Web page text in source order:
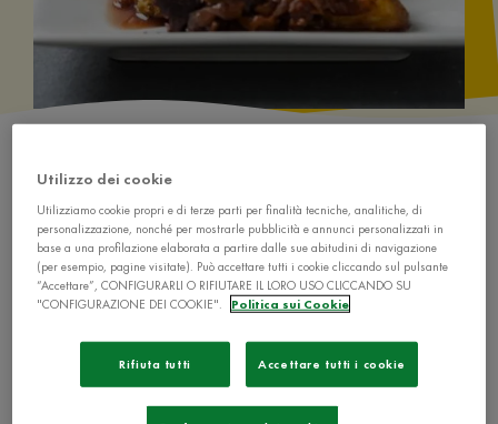
Ingredienti
1 gambo di sedano
Utilizzo dei cookie
Utilizziamo cookie propri e di terze parti per finalità tecniche, analitiche, di
personalizzazione, nonché per mostrarle pubblicità e annunci personalizzati in
base a una profilazione elaborata a partire dalle sue abitudini di navigazione
(per esempio, pagine visitate). Può accettare tutti i cookie cliccando sul pulsante
“Accettare”, CONFIGURARLI O RIFIUTARE IL LORO USO CLICCANDO SU
"CONFIGURAZIONE DEI COOKIE".
Politica sui Cookie
Rifiuta tutti Accettare tutti i cookie